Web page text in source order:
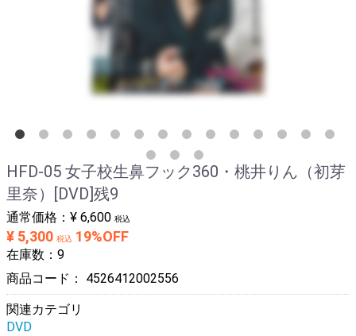
HFD-05 女子校生鼻フック360・桃井りん（初芽
里奈）[DVD]残9
通常価格： ¥ 6,600 税込
¥ 5,300 税込 19%OFF
在庫数：9
商品コード： 4526412002556
関連カテゴリ
DVD